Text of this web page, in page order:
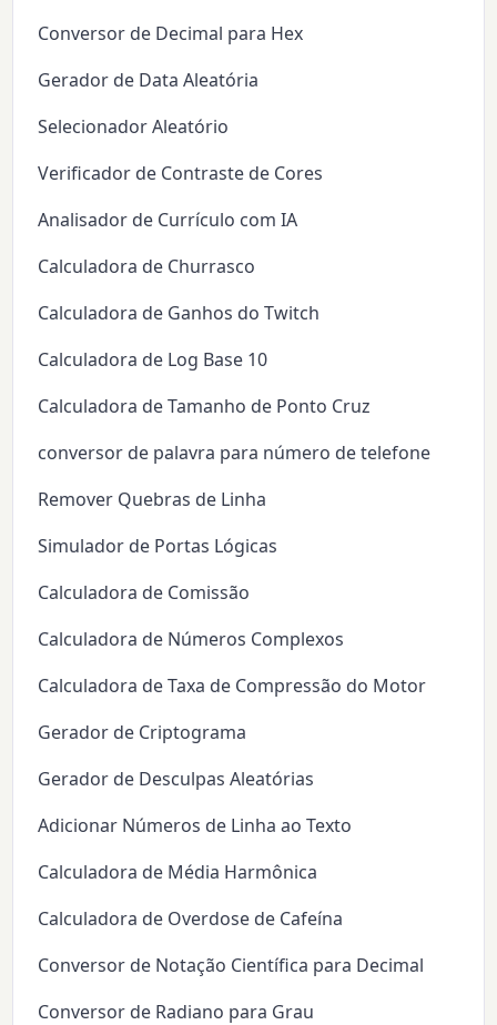
Conversor de Decimal para Hex
Gerador de Data Aleatória
Selecionador Aleatório
Verificador de Contraste de Cores
Analisador de Currículo com IA
Calculadora de Churrasco
Calculadora de Ganhos do Twitch
Calculadora de Log Base 10
Calculadora de Tamanho de Ponto Cruz
conversor de palavra para número de telefone
Remover Quebras de Linha
Simulador de Portas Lógicas
Calculadora de Comissão
Calculadora de Números Complexos
Calculadora de Taxa de Compressão do Motor
Gerador de Criptograma
Gerador de Desculpas Aleatórias
Adicionar Números de Linha ao Texto
Calculadora de Média Harmônica
Calculadora de Overdose de Cafeína
Conversor de Notação Científica para Decimal
Conversor de Radiano para Grau